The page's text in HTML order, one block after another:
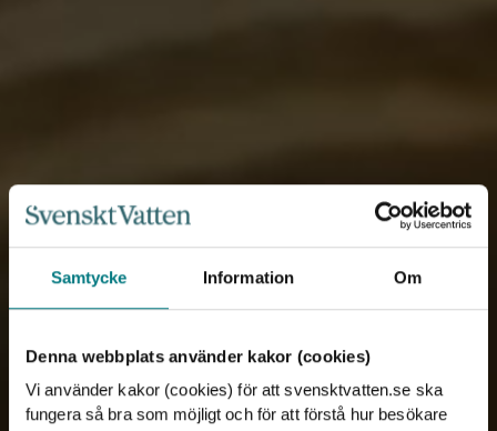
Samtycke Information Om
Denna webbplats använder kakor (cookies)
Vi använder kakor (cookies) för att svensktvatten.se ska
fungera så bra som möjligt och för att förstå hur besökare